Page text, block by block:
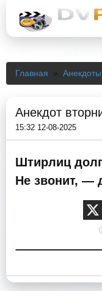
Главная » Анекдоты
Анекдот
15:32 12-08-2025
Штирлиц
Не звонит, —